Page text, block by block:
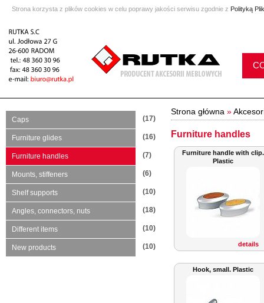
Strona korzysta z plików cookies w celu poprawy jakości serwisu zgodnie z Polityką
Caps (17)
Furniture glides (16)
Furniture handles (7)
Mounts, stiffeners (6)
Shelf supports (10)
Angles, connectors, nuts (18)
Different items (10)
New products (10)
Strona główna »
Furniture handles
Furniture handle with clip.
Plastic
details
Hook, small. Plastic